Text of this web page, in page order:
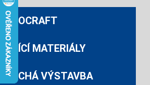
PROCRAFT
ZDÍCÍ MATERIÁLY
SUCHÁ VÝSTAVBA